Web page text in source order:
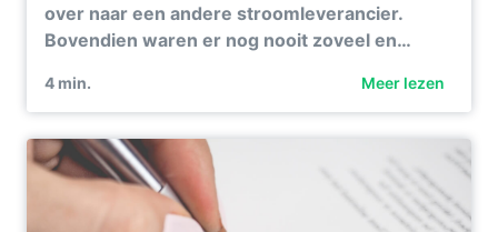
over naar een andere stroomleverancier.
Bovendien waren er nog nooit zoveel en…
4 min. Meer lezen